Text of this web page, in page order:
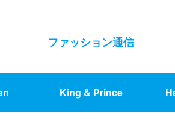
ファッション通信
King & Prince